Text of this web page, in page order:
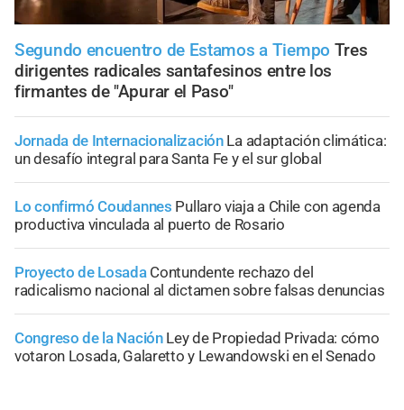
Segundo encuentro de Estamos a Tiempo Tres
dirigentes radicales santafesinos entre los
firmantes de "Apurar el Paso"
Jornada de Internacionalización La adaptación climática:
un desafío integral para Santa Fe y el sur global
Lo confirmó Coudannes Pullaro viaja a Chile con agenda
productiva vinculada al puerto de Rosario
Proyecto de Losada Contundente rechazo del
radicalismo nacional al dictamen sobre falsas denuncias
Congreso de la Nación Ley de Propiedad Privada: cómo
votaron Losada, Galaretto y Lewandowski en el Senado